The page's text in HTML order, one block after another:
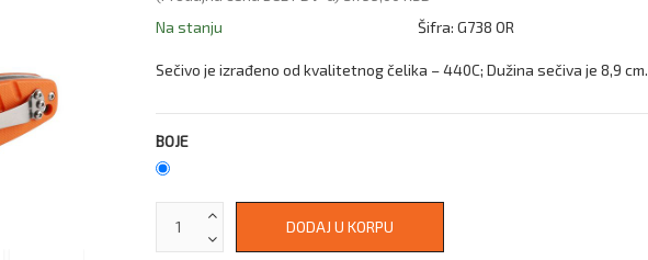
Na stanju
Šifra: G738 OR
Sečivo je izrađeno od kvalitetnog čelika – 440C; Dužina sečiva je 8,9 cm.
BOJE